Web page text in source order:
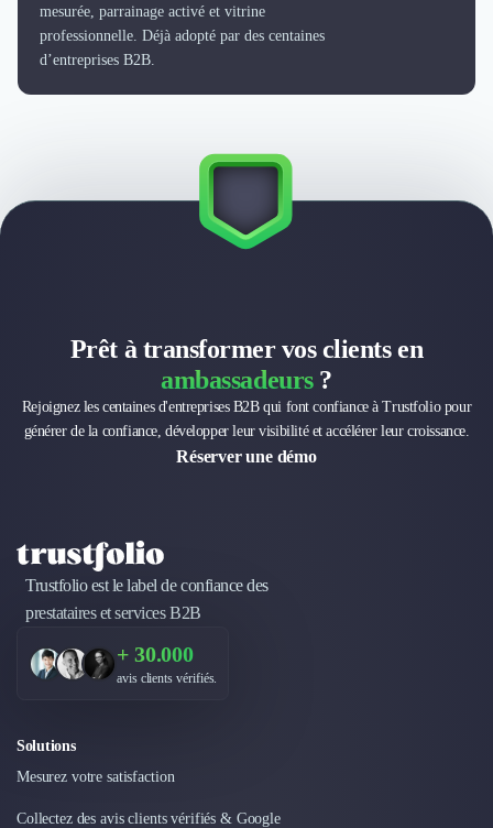
mesurée, parrainage activé et vitrine
professionnelle. Déjà adopté par des centaines
d’entreprises B2B.
Prêt à transformer vos clients en
ambassadeurs?
Rejoignez les centaines d'entreprises B2B qui font confiance à Trustfolio pour
générer de la confiance, développer leur visibilité et accélérer leur croissance.
Réserver une démo
Trustfolio est le label de confiance des
prestataires et services B2B
+ 30.000
avis clients vérifiés.
Solutions
Mesurez votre satisfaction
Collectez des avis clients vérifiés & Google